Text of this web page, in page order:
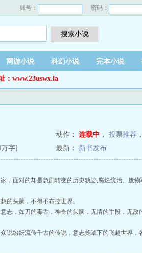
账号： 密码：
搜索小说
网游小说 科幻小说 完本小说
：www.23uswx.la
动作： 连载中 ， 投票推荐 ，
万字]
最新： 新书发布
，面对的却是急剧转变的历史轨迹,腐烂统治、废
的头脑，不得不布控世界。
志，如刀的毒舌，神奇的头脑，无情的手段，无敌
说纷纭流传千古的传说，意志笼罩下的飞越世界，